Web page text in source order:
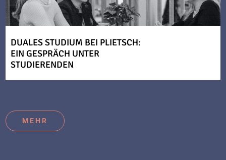
DUALES STUDIUM BEI PLIETSCH:
EIN GESPRÄCH UNTER
STUDIERENDEN
MEHR